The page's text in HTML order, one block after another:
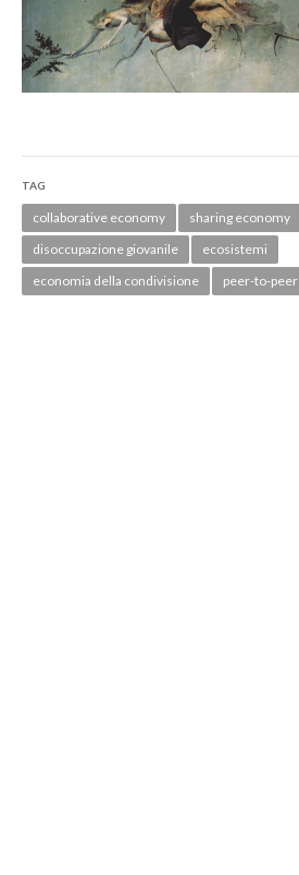
TAG
collaborative economy sharing economy
disoccupazione giovanile
ecosistemi
economia della condivisione
peer-to-peer